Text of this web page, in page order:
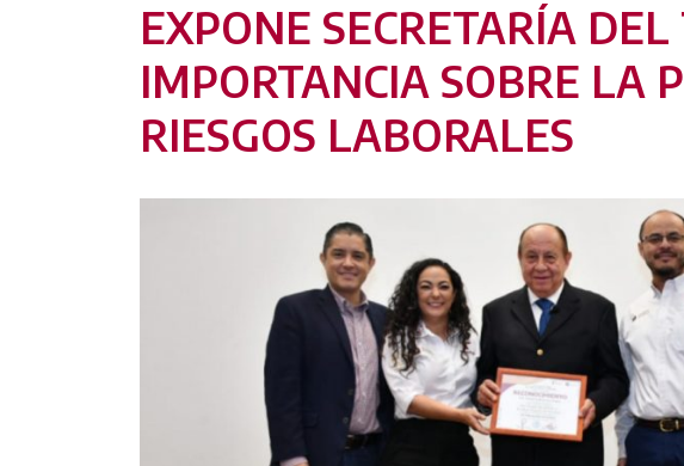
EXPONE SECRETARÍA DEL
IMPORTANCIA SOBRE LA
RIESGOS LABORALES